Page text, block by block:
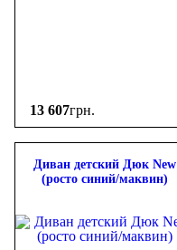
13 607грн.
Диван детский Дюк New
(росто синий/маквин)